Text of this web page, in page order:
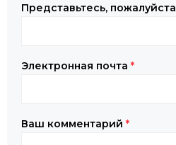
Представьтесь, пожалуйста
Электронная почта *
Ваш комментарий *